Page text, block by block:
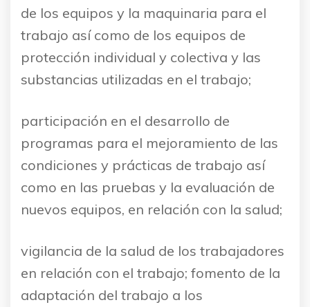
de los equipos y la maquinaria para el
trabajo así como de los equipos de
protección individual y colectiva y las
substancias utilizadas en el trabajo;
participación en el desarrollo de
programas para el mejoramiento de las
condiciones y prácticas de trabajo así
como en las pruebas y la evaluación de
nuevos equipos, en relación con la salud;
vigilancia de la salud de los trabajadores
en relación con el trabajo; fomento de la
adaptación del trabajo a los